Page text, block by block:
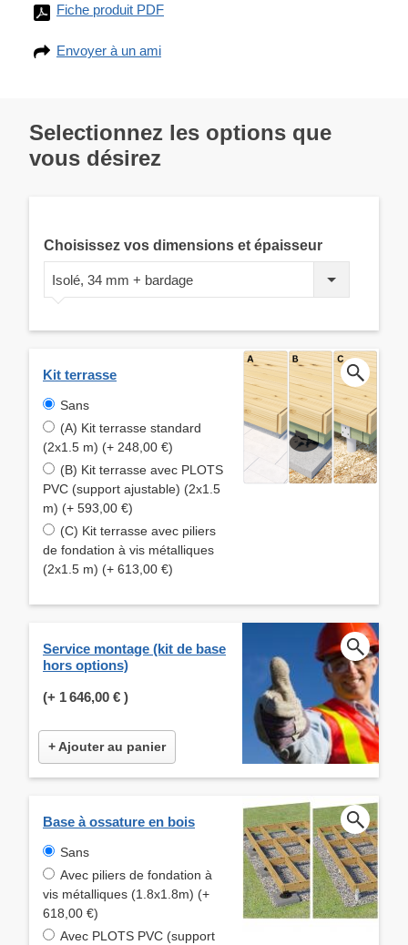
Fiche produit PDF
Envoyer à un ami
Selectionnez les options que
vous désirez
Choisissez vos dimensions et épaisseur
Isolé, 34 mm + bardage
Kit terrasse
Sans
(A) Kit terrasse standard
(2x1.5 m) (+ 248,00 €)
(B) Kit terrasse avec PLOTS
PVC (support ajustable) (2x1.5
m) (+ 593,00 €)
(C) Kit terrasse avec piliers
de fondation à vis métalliques
(2x1.5 m) (+ 613,00 €)
Service montage (kit de base
hors options)
(+ 1 646,00 € )
+ Ajouter au panier
Base à ossature en bois
Sans
Avec piliers de fondation à
vis métalliques (1.8x1.8m) (+
618,00 €)
Avec PLOTS PVC (support